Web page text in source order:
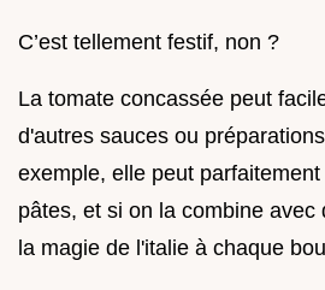
C’est tellement festif, non ?
La tomate concassée peut
d'autres sauces ou
exemple, elle peut
pâtes, et si on la combine avec
la magie de l'italie à chaque